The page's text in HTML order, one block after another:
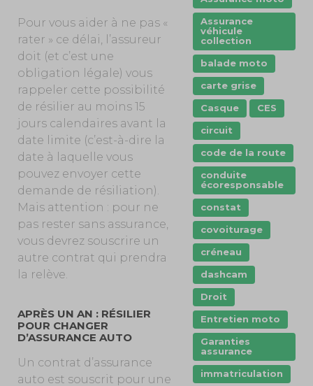
Pour vous aider à ne pas «
rater » ce délai, l’assureur
doit (et c’est une
obligation légale) vous
rappeler cette possibilité
de résilier au moins 15
jours calendaires avant la
date limite (c’est-à-dire la
date à laquelle vous
pouvez envoyer cette
demande de résiliation).
Mais attention : pour ne
pas rester sans assurance,
vous devrez souscrire un
autre contrat qui prendra
la relève.
APRÈS UN AN : RÉSILIER
POUR CHANGER
D’ASSURANCE AUTO
Un contrat d’assurance
auto est souscrit pour une
Assurance
véhicule
collection
balade moto
carte grise
Casque
CES
circuit
code de la route
conduite
écoresponsable
constat
covoiturage
créneau
dashcam
Droit
Entretien moto
Garanties
assurance
immatriculation